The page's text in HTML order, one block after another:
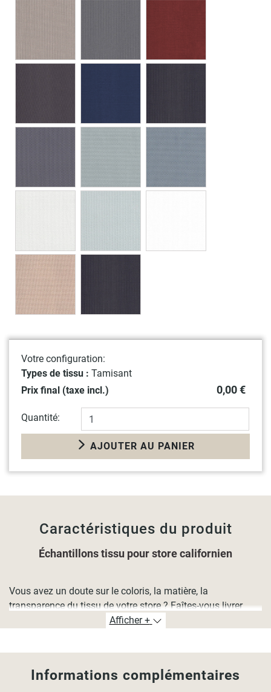
Votre configuration:
Types de tissu : Tamisant
Prix final (taxe incl.)
0,00 €
Quantité:
AJOUTER AU PANIER
Caractéristiques du produit
Échantillons tissu pour store californien
Vous avez un doute sur le coloris, la matière, la
transparence du tissu de votre store ? Faîtes-vous livrer
4 échantillons gratuitement
Afficher +
Informations complémentaires